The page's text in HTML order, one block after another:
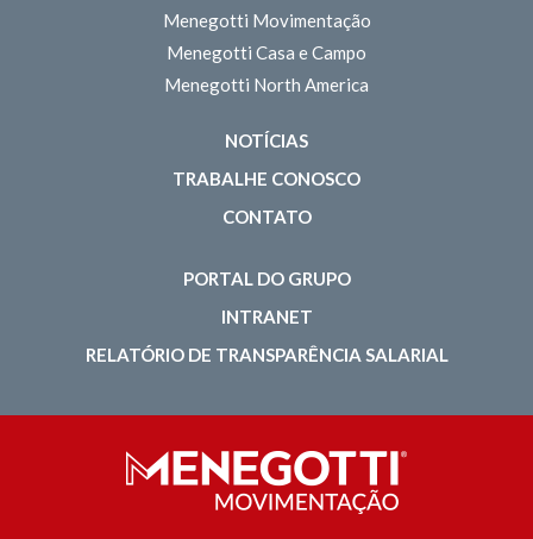
Menegotti Movimentação
Menegotti Casa e Campo
Menegotti North America
NOTÍCIAS
TRABALHE CONOSCO
CONTATO
PORTAL DO GRUPO
INTRANET
RELATÓRIO DE TRANSPARÊNCIA SALARIAL